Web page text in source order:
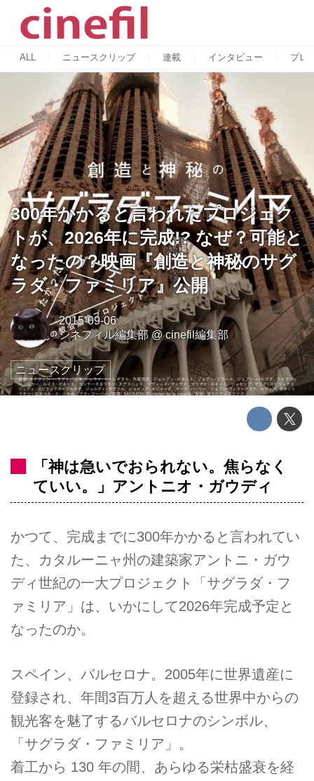
ALL ニュースクリップ 連載 インタビュー プレ
300年かかると言われたプロジェク
トが、2026年に完成!? なぜ？可能と
なったの？映画『創造と神秘のサグ
ラダ・ファミリア』公開
2015-09-06
シネフィル編集部@cinefil編集部
ニュースクリップ
「神は急いでおられない。焦らなく
ていい。」アントニオ・ガウディ
かつて、完成までに300年かかると言われてい
た、カタルーニャ州の建築家アントニ・ガウ
ディ世紀の一大プロジェクト「サグラダ・フ
ァミリア」は、いかにして2026年完成予定と
なったのか。
スペイン、バルセロナ。2005年に世界遺産に
登録され、年間3百万人を超える世界中からの
観光客を魅了するバルセロナのシンボル、
「サグラダ・ファミリア」。
着工から 130 年の間、あらゆる栄枯盛衰を経